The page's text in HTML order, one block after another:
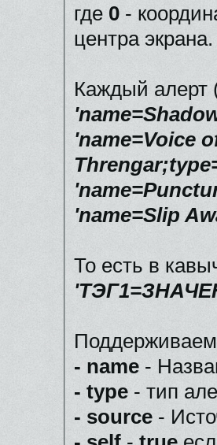
где 0 -
центра экрана.
Каждый алерт
'name=Voice
'name=Slip
То есть в
- name -
- type - тип
- source -